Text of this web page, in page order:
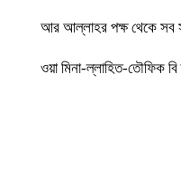
আর আল্লাহর পক্ষ থেকে সব
ওয়া মিনা-ল্লাহিত-তৌফিক বি